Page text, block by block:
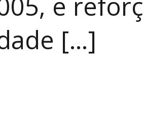
[…]